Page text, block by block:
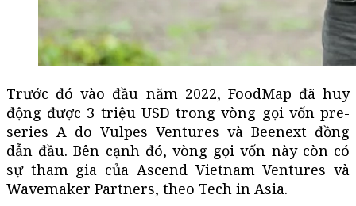
Trước đó vào đầu năm 2022, FoodMap đã huy
động được 3 triệu USD trong vòng gọi vốn pre-
series A do Vulpes Ventures và Beenext đồng
dẫn đầu. Bên cạnh đó, vòng gọi vốn này còn có
sự tham gia của Ascend Vietnam Ventures và
Wavemaker Partners, theo Tech in Asia.